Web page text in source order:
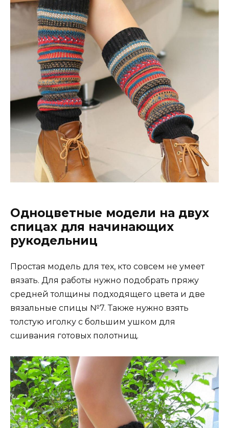
Одноцветные модели на двух
спицах для начинающих
рукодельниц
Простая модель для тех, кто совсем не умеет
вязать. Для работы нужно подобрать пряжу
средней толщины подходящего цвета и две
вязальные спицы №7. Также нужно взять
толстую иголку с большим ушком для
сшивания готовых полотнищ.